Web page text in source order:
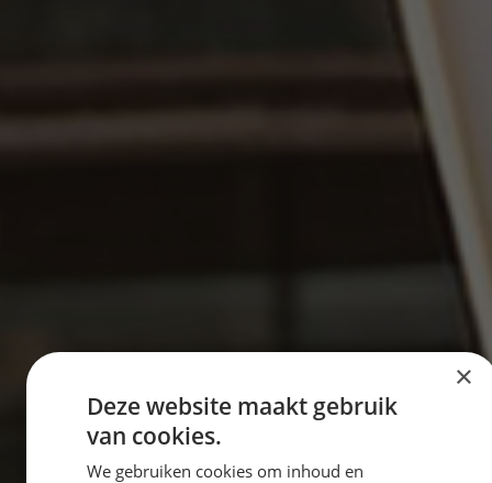
×
Deze website maakt gebruik
van cookies.
We gebruiken cookies om inhoud en